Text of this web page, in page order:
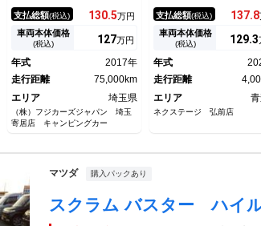
バッテリー 走行充電 インバ
ーター５００Ｗ ソーラーパネ
ル メモリナビ ＥＴＣ
支払総額(税込) 130.5万円
車両本体価格
(税込) 127万円
年式
2017年
走行距離
75,000km
エリア
埼玉県
（株）フジカーズジャパン 埼玉
寄居店 キャンピングカー
Ｔ車 ＬＥＤヘッド コー
センサー シートヒーター
支払総額(税込) 137.8
車両本体価格
(税込) 129.3
年式
走行距離
エリア
ネクステージ 弘前店
マツダ 購入パックあり